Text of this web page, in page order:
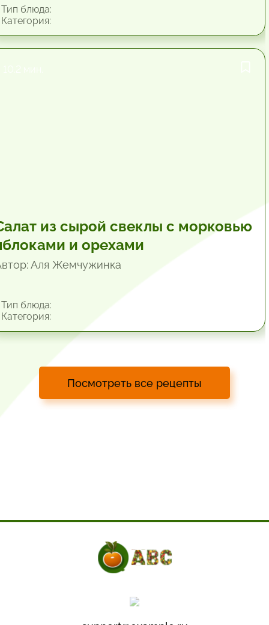
блюда:
из сырой свеклы с морковью
и орехами
Аля Жемчужинка
блюда:
Посмотреть все рецепты